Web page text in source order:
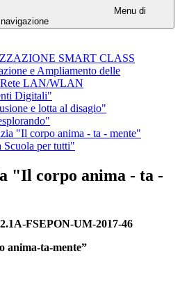
Menu di
navigazione
SMART CLASS
e Ampliamento delle
Rete LAN/WLAN
Digitali"
e lotta al disagio"
"Il corpo anima - ta - mente"
per tutti"
"Il corpo anima - ta -
FSEPON-UM-2017-46
anima-ta-mente”